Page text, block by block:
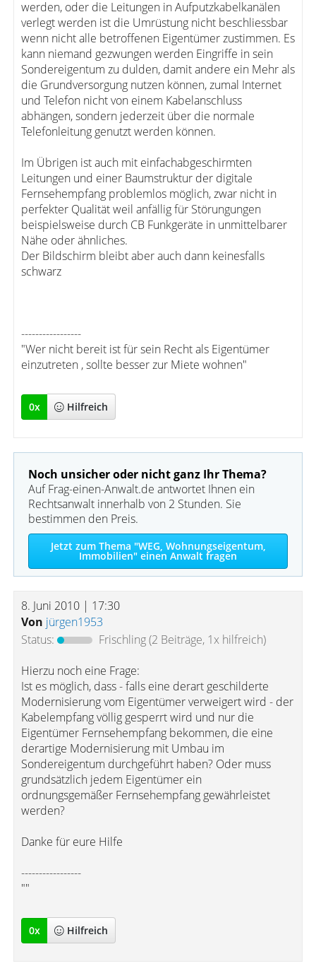
werden, oder die Leitungen in Aufputzkabelkanälen
verlegt werden ist die Umrüstung nicht beschliessbar
wenn nicht alle betroffenen Eigentümer zustimmen. Es
kann niemand gezwungen werden Eingriffe in sein
Sondereigentum zu dulden, damit andere ein Mehr als
die Grundversorgung nutzen können, zumal Internet
und Telefon nicht von einem Kabelanschluss
abhängen, sondern jederzeit über die normale
Telefonleitung genutzt werden können.
Im Übrigen ist auch mit einfachabgeschirmten
Leitungen und einer Baumstruktur der digitale
Fernsehempfang problemlos möglich, zwar nicht in
perfekter Qualität weil anfällig für Störungungen
beispielsweise durch CB Funkgeräte in unmittelbarer
Nähe oder ähnliches.
Der Bildschirm bleibt aber auch dann keinesfalls
schwarz
-----------------
"Wer nicht bereit ist für sein Recht als Eigentümer
einzutreten , sollte besser zur Miete wohnen"
0x Hilfreich
Noch unsicher oder nicht ganz Ihr Thema?
Auf Frag-einen-Anwalt.de antwortet Ihnen ein
Rechtsanwalt innerhalb von 2 Stunden. Sie
bestimmen den Preis.
Jetzt zum Thema "WEG, Wohnungseigentum,
Immobilien" einen Anwalt fragen
8. Juni 2010 | 17:30
Von jürgen1953
Status:
Frischling(2 Beiträge, 1x hilfreich)
Hierzu noch eine Frage:
Ist es möglich, dass - falls eine derart geschilderte
Modernisierung vom Eigentümer verweigert wird - der
Kabelempfang völlig gesperrt wird und nur die
Eigentümer Fernsehempfang bekommen, die eine
derartige Modernisierung mit Umbau im
Sondereigentum durchgeführt haben? Oder muss
grundsätzlich jedem Eigentümer ein
ordnungsgemäßer Fernsehempfang gewährleistet
werden?
Danke für eure Hilfe
-----------------
""
0x Hilfreich